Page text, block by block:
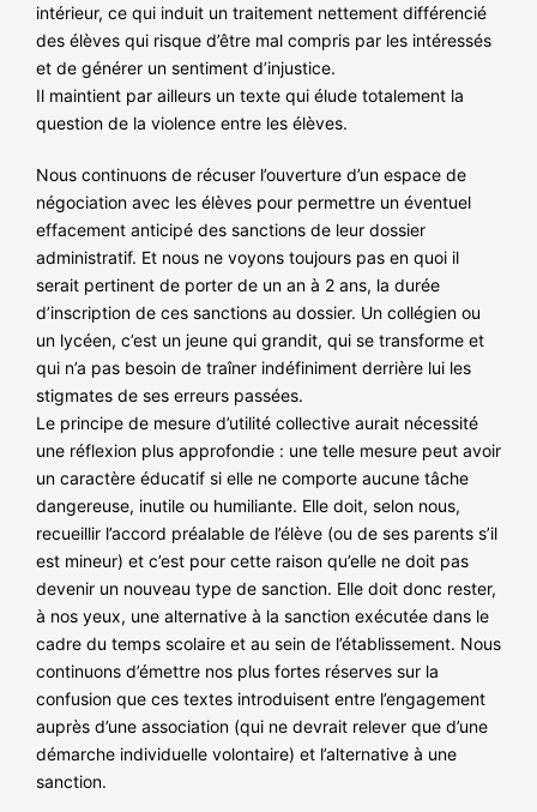
intérieur, ce qui induit un traitement nettement différencié
des élèves qui risque d’être mal compris par les intéressés
et de générer un sentiment d’injustice.
Il maintient par ailleurs un texte qui élude totalement la
question de la violence entre les élèves.
Nous continuons de récuser l’ouverture d’un espace de
négociation avec les élèves pour permettre un éventuel
effacement anticipé des sanctions de leur dossier
administratif. Et nous ne voyons toujours pas en quoi il
serait pertinent de porter de un an à 2 ans, la durée
d’inscription de ces sanctions au dossier. Un collégien ou
un lycéen, c’est un jeune qui grandit, qui se transforme et
qui n’a pas besoin de traîner indéfiniment derrière lui les
stigmates de ses erreurs passées.
Le principe de mesure d’utilité collective aurait nécessité
une réflexion plus approfondie : une telle mesure peut avoir
un caractère éducatif si elle ne comporte aucune tâche
dangereuse, inutile ou humiliante. Elle doit, selon nous,
recueillir l’accord préalable de l’élève (ou de ses parents s’il
est mineur) et c’est pour cette raison qu’elle ne doit pas
devenir un nouveau type de sanction. Elle doit donc rester,
à nos yeux, une alternative à la sanction exécutée dans le
cadre du temps scolaire et au sein de l’établissement. Nous
continuons d’émettre nos plus fortes réserves sur la
confusion que ces textes introduisent entre l’engagement
auprès d’une association (qui ne devrait relever que d’une
démarche individuelle volontaire) et l’alternative à une
sanction.